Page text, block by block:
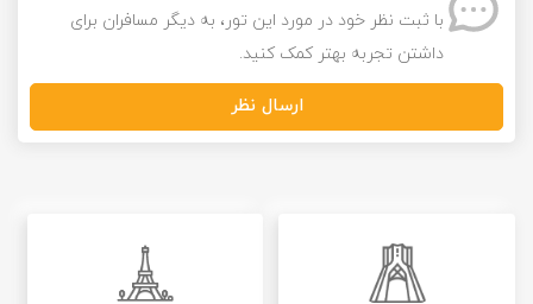
با ثبت نظر خود در مورد این تور، به دیگر مسافران برای
داشتن تجربه بهتر کمک کنید.
ارسال نظر